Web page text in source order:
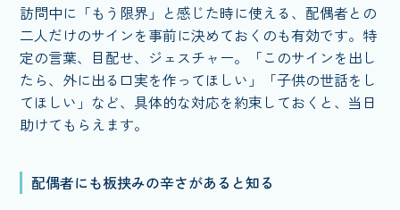
訪問中に「もう限界」と感じた時に使える、配偶者との
二人だけのサインを事前に決めておくのも有効です。特
定の言葉、目配せ、ジェスチャー。「このサインを出し
たら、外に出る口実を作ってほしい」「子供の世話をし
てほしい」など、具体的な対応を約束しておくと、当日
助けてもらえます。
配偶者にも板挟みの辛さがあると知る